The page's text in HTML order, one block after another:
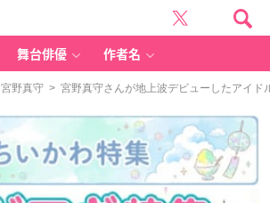
舞台俳優 作者名
宮野真守 > 宮野真守さんが地上波デビューしたアイド